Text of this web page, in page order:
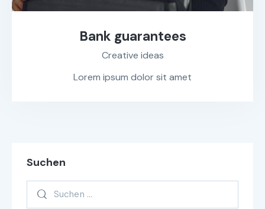
Bank guarantees
Creative ideas
Lorem ipsum dolor sit amet
Suchen